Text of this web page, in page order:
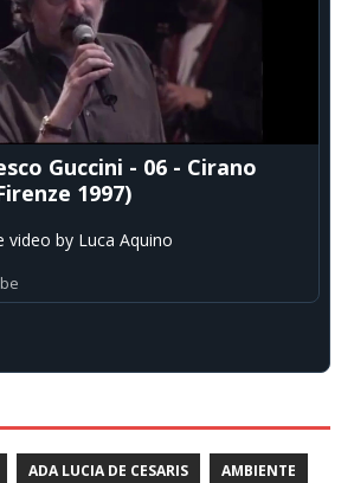
Guccini - 06 - Cirano
1997)
video by Luca Aquino
ADA LUCIA DE CESARIS AMBIENTE